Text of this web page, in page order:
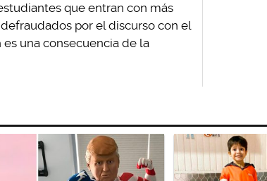
que entran con más
por el discurso con el
una consecuencia de la